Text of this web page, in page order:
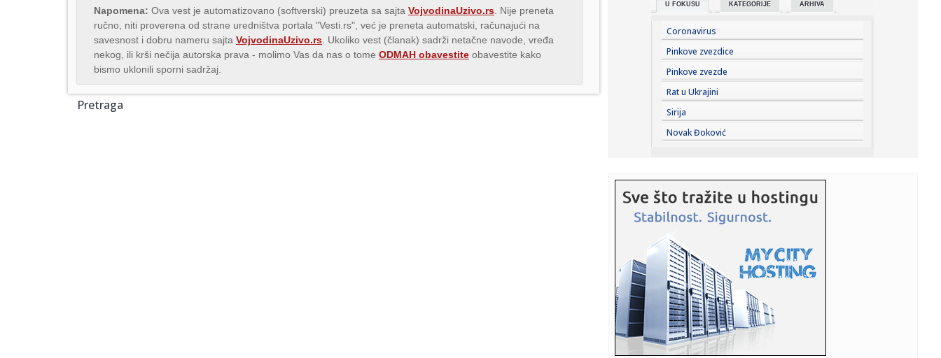
Napomena: Ova vest je automatizovano (softverski) preuzeta sa sajta VojvodinaUzivo.rs . Nije preneta
ručno, niti proverena od strane uredništva portala "Vesti.rs", već je preneta automatski, računajući na
savesnost i dobru nameru sajta VojvodinaUzivo.rs . Ukoliko vest (članak) sadrži netačne navode, vređa
nekog, ili krši nečija autorska prava - molimo Vas da nas o tome ODMAH obavestite obavestite kako
bismo uklonili sporni sadržaj.
Pretraga
20:45:
Vučić najavio veliki skup u Novom Sadu: Očekujem pobedu
20:44:Fotelja mu visi o koncu: Zbog čega se republikanci okreću
proti...
20:44:Ako postoji jedan komad koji ćete nositi godinama, to je
kimono ...
20:37:PARKER NE ODUSTAJE OD SNA: Želi ono što Asvel čeka
skoro tri d...
20:36: Lamborghini Revuelto SV postavio novi rekord na
Hokenhajmringu
20:28:
– Z...
20:27:Smailagić je predstavljen - više nema dileme gde nastavlja
kari...
20:26:Izdato upozorenje, nacija na nogama: Stiže snažan tajfun,
oček...
20:22:Rusi žestoko napali; Sve gori – na udaru i Nemci
U FOKUSU KATEGORIJE ARHIVA
Coronavirus
Pinkove zvezdice
Pinkove zvezde
Rat u Ukrajini
Sirija
Novak Đoković